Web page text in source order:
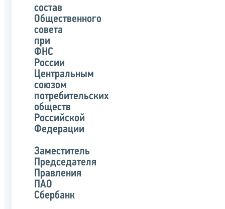
состав
Общественного
совета
при
ФНС
России
Центральным
союзом
потребительских
обществ
Российской
Федерации
Заместитель
Председателя
Правления
ПАО
Сбербанк